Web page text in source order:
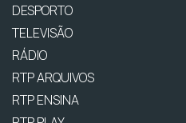
DESPORTO
TELEVISÃO
RÁDIO
RTP ARQUIVOS
RTP ENSINA